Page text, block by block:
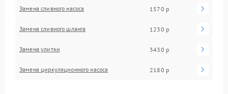
Замена сливного насоса 1570 р
Замена сливного шланга 1230 р
Замена улитки 3430 р
Замена циркуляционного насоса 2180 р